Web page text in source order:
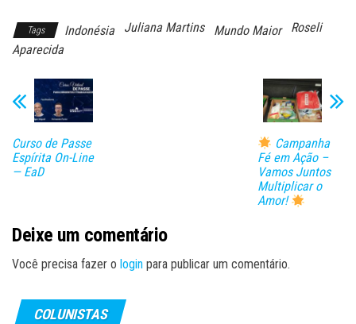
ok do
Tags Indonésia Juliana Martins Mundo Maior
Roseli
Aparecida
Curso de Passe
Espírita On-Line
— EaD
Campanha
Fé em Ação –
Vamos Juntos
Multiplicar o
Amor!
Deixe um comentário
Você precisa fazer o login para publicar um comentário.
COLUNISTAS